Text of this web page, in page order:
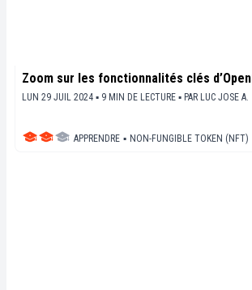
Zoom sur les fonctionnalités clés
LUN 29 JUIL 2024 ▪ 9 MIN DE LECTURE ▪ PAR LUC JOSE A.
APPRENDRE ▪ NON-FUNGIBLE TOKEN (NFT)